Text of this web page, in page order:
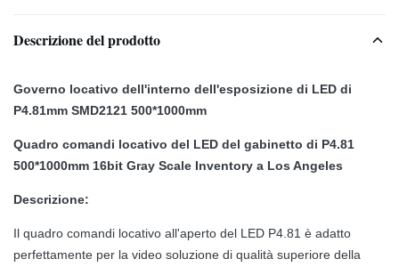
Descrizione del prodotto
Governo locativo dell'interno dell'esposizione di LED di
P4.81mm SMD2121 500*1000mm
Quadro comandi locativo del LED del gabinetto di P4.81
500*1000mm 16bit Gray Scale Inventory a Los Angeles
Descrizione:
Il quadro comandi locativo all'aperto del LED P4.81 è adatto
perfettamente per la video soluzione di qualità superiore della